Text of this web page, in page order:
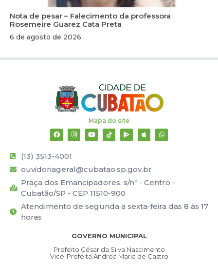
Nota de pesar – Falecimento da professora
Rosemeire Guarez Cata Preta
6 de agosto de 2026
Mapa do site
(13) 3513-4001
ouvidoriageral@cubatao.sp.gov.br
Praça dos Emancipadores, s/nº - Centro -
Cubatão/SP - CEP 11510-900
Atendimento de segunda a sexta-feira das 8 às 17
horas
GOVERNO MUNICIPAL
Prefeito César da Silva Nascimento
Vice-Prefeita Andrea Maria de Castro